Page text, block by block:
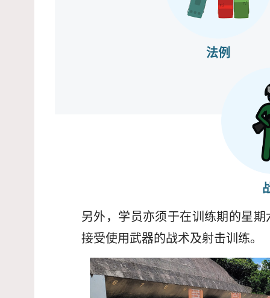
法例
另外，学员亦须于在训练期的星
接受使用武器的战术及射击训练。